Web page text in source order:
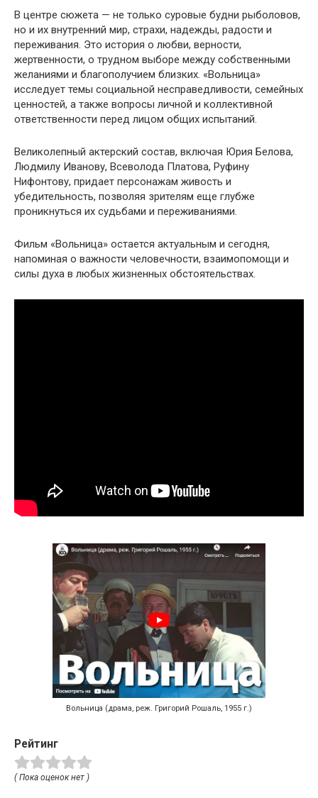
В центре сюжета — не только суровые будни рыболовов,
но и их внутренний мир, страхи, надежды, радости и
переживания. Это история о любви, верности,
жертвенности, о трудном выборе между собственными
желаниями и благополучием близких. «Вольница»
исследует темы социальной несправедливости, семейных
ценностей, а также вопросы личной и коллективной
ответственности перед лицом общих испытаний.
Великолепный актерский состав, включая Юрия Белова,
Людмилу Иванову, Всеволода Платова, Руфину
Нифонтову, придает персонажам живость и
убедительность, позволяя зрителям еще глубже
проникнуться их судьбами и переживаниями.
Фильм «Вольница» остается актуальным и сегодня,
напоминая о важности человечности, взаимопомощи и
силы духа в любых жизненных обстоятельствах.
Вольница (драма, реж. Григорий Рошаль, 1955 г.)
Рейтинг
( Пока оценок нет )